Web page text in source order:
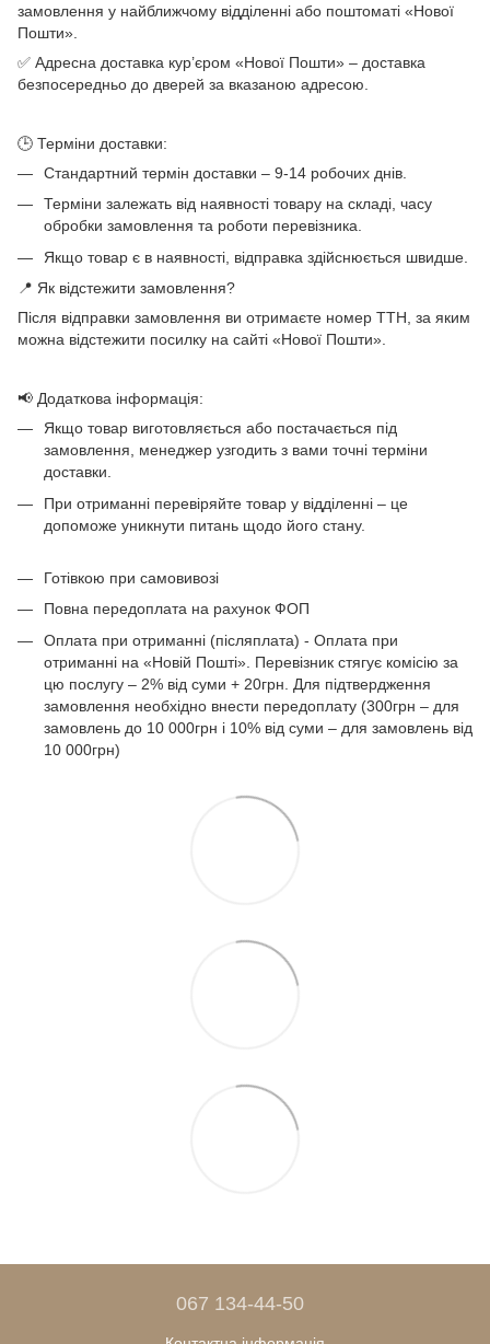
замовлення у найближчому відділенні або поштоматі «Нової
Пошти».
✅ Адресна доставка кур’єром «Нової Пошти» – доставка
безпосередньо до дверей за вказаною адресою.
🕒 Терміни доставки:
Стандартний термін доставки – 9-14 робочих днів.
Терміни залежать від наявності товару на складі, часу
обробки замовлення та роботи перевізника.
Якщо товар є в наявності, відправка здійснюється швидше.
📍 Як відстежити замовлення?
Після відправки замовлення ви отримаєте номер ТТН, за яким
можна відстежити посилку на сайті «Нової Пошти».
📢 Додаткова інформація:
Якщо товар виготовляється або постачається під
замовлення, менеджер узгодить з вами точні терміни
доставки.
При отриманні перевіряйте товар у відділенні – це
допоможе уникнути питань щодо його стану.
Готівкою при самовивозі
Повна передоплата на рахунок ФОП
Оплата при отриманні (післяплата) - Оплата при
отриманні на «Новій Пошті». Перевізник стягує комісію за
цю послугу – 2% від суми + 20грн. Для підтвердження
замовлення необхідно внести передоплату (300грн – для
замовлень до 10 000грн і 10% від суми – для замовлень від
10 000грн)
067 134-44-50